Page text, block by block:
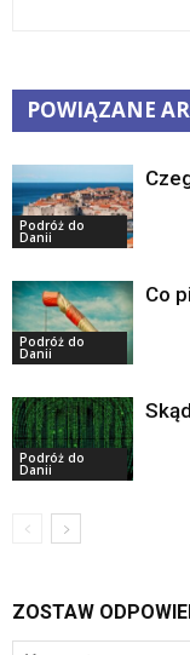
POWIĄZANE
Podróż do
Danii
Podróż do
Danii
Co
Podróż do
Danii
ZOSTAW